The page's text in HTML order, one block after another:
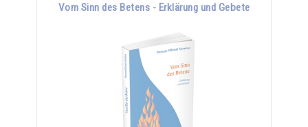
Vom Sinn des Betens - Erklärung und Gebete